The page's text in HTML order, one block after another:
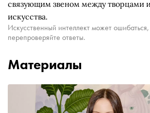
связующим звеном между творцами
искусства.
Искусственный интеллект может
перепроверяйте ответы.
Материалы